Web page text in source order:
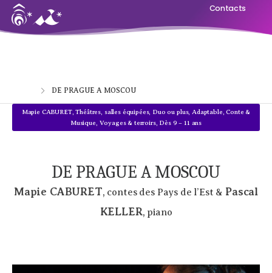
Contacts
DE PRAGUE A MOSCOU
Mapie CABURET,Théâtres, salles équipées, Duo ou plus, Adaptable ,Conte &
Musique Voyages & terroirs, Dès 9 – 11 ans
DE PRAGUE A MOSCOU
Mapie CABURET, contes des Pays de l’Est & Pascal
KELLER, piano